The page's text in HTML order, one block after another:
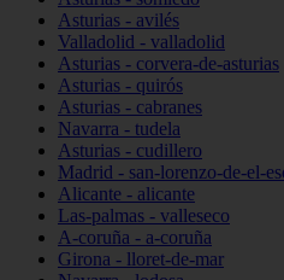
Asturias - avilés
Valladolid - valladolid
Asturias - corvera-de-asturias
Asturias - quirós
Asturias - cabranes
Navarra - tudela
Asturias - cudillero
Madrid - san-lorenzo-de-el-
Alicante - alicante
Las-palmas - valleseco
A-coruña - a-coruña
Girona - lloret-de-mar